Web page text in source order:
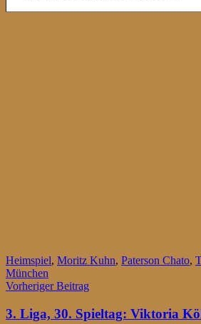
Heimspiel, Moritz Kuhn, Paterson Chato,
München
Beitragsnavigation
Vorheriger Beitrag
3. Liga, 30. Spieltag: Viktoria